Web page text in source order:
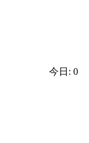
今日: 0